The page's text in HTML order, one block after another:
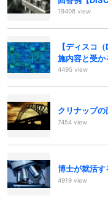
19408 view
【ディスコ
施内容と受か
4495 view
クリナップ
7454 view
博士が就活す
4919 view